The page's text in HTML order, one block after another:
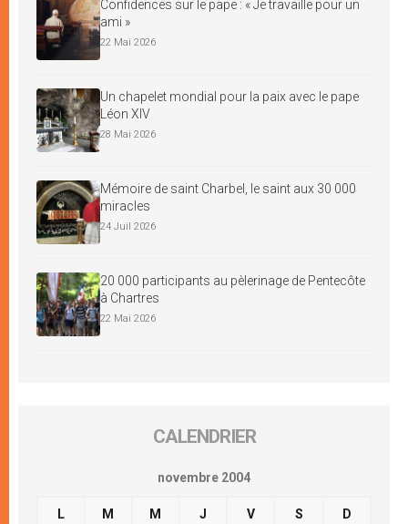
Confidences sur le pape : « Je travaille pour un
ami »
22 Mai 2026
Un chapelet mondial pour la paix avec le pape
Léon XIV
28 Mai 2026
Mémoire de saint Charbel, le saint aux 30 000
miracles
24 Juil 2026
20 000 participants au pèlerinage de Pentecôte
à Chartres
22 Mai 2026
CALENDRIER
novembre 2004
L M M J V S D